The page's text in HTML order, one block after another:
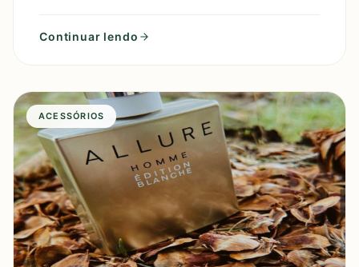
Continuar lendo
ACESSÓRIOS